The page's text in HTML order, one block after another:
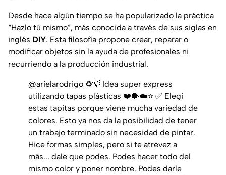
Desde hace algún tiempo se ha popularizado la práctica
“Hazlo tú mismo”, más conocida a través de sus siglas en
inglés DIY. Esta filosofía propone crear, reparar o
modificar objetos sin la ayuda de profesionales ni
recurriendo a la producción industrial.
@arielarodrigo ♻️💡 Idea super express
utilizando tapas plásticas ❤️🐡☁️⭐️ ✅️ Elegi
estas tapitas porque viene mucha variedad de
colores. Esto ya nos da la posibilidad de tener
un trabajo terminado sin necesidad de pintar.
Hice formas simples, pero si te atrevez a
más... dale que podes. Podes hacer todo del
mismo color y poner nombre. Podes darle